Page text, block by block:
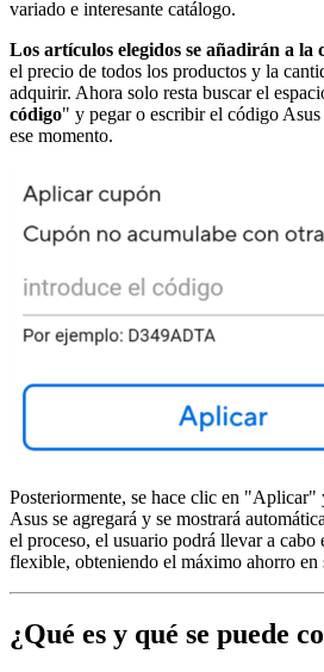
variado e interesante catálogo.
Los artículos elegidos se añadirán a la
el precio de todos los productos y la
adquirir. Ahora solo resta buscar el
código" y pegar o escribir el código
ese momento.
Posteriormente, se hace clic en
Asus se agregará y se mostrará
el proceso, el usuario podrá llevar a cabo
flexible, obteniendo el máximo ahorro en
¿Qué es y qué se puede